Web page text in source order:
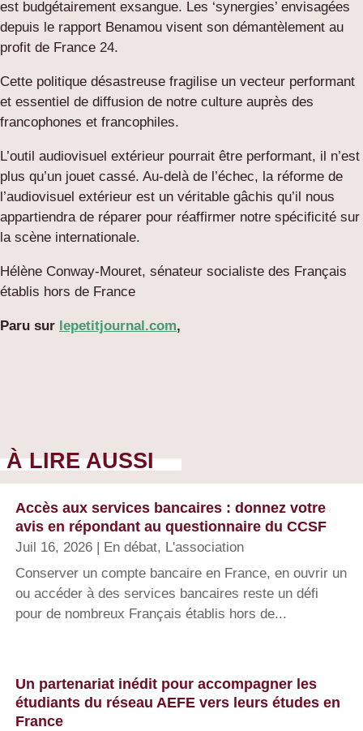
est budgétairement exsangue. Les ‘synergies’ envisagées
depuis le rapport Benamou visent son démantèlement au
profit de France 24.
Cette politique désastreuse fragilise un vecteur performant
et essentiel de diffusion de notre culture auprès des
francophones et francophiles.
L’outil audiovisuel extérieur pourrait être performant, il n’est
plus qu’un jouet cassé. Au-delà de l’échec, la réforme de
l’audiovisuel extérieur est un véritable gâchis qu’il nous
appartiendra de réparer pour réaffirmer notre spécificité sur
la scène internationale.
Hélène Conway-Mouret, sénateur socialiste des Français
établis hors de France
Paru sur lepetitjournal.com,
À LIRE AUSSI
Accès aux services bancaires : donnez votre
avis en répondant au questionnaire du CCSF
Juil 16, 2026 En débat, L'association
Conserver un compte bancaire en France, en ouvrir un
ou accéder à des services bancaires reste un défi
pour de nombreux Français établis hors de...
Un partenariat inédit pour accompagner les
étudiants du réseau AEFE vers leurs études en
France